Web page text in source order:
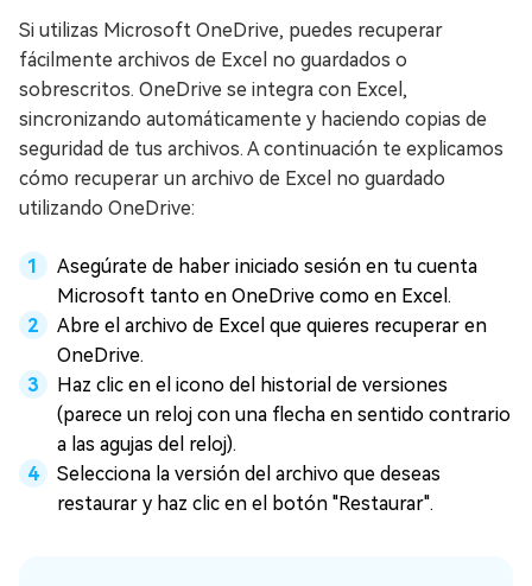
Si utilizas Microsoft OneDrive, puedes recuperar
fácilmente archivos de Excel no guardados o
sobrescritos. OneDrive se integra con Excel,
sincronizando automáticamente y haciendo copias de
seguridad de tus archivos. A continuación te explicamos
cómo recuperar un archivo de Excel no guardado
utilizando OneDrive:
Asegúrate de haber iniciado sesión en tu cuenta
Microsoft tanto en OneDrive como en Excel.
Abre el archivo de Excel que quieres recuperar en
OneDrive.
Haz clic en el icono del historial de versiones
(parece un reloj con una flecha en sentido contrario
a las agujas del reloj).
Selecciona la versión del archivo que deseas
restaurar y haz clic en el botón "Restaurar".